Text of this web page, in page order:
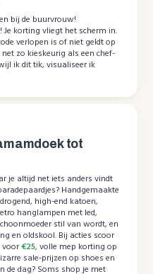
bij de buurvrouw!
korting vliegt het scherm in.
verlopen is of niet geldt op
zo kieskeurig als een chef-
ik dit tik, visualiseer ik
tot
je altijd net iets anders vindt
Handgemaakte
high-end katoen,
hanglampen met led,
stil van wordt, en
en oldskool. Bij acties scoor
voor€25, volle mep korting op
sale-prijzen op shoes en
de dag? Soms shop je met